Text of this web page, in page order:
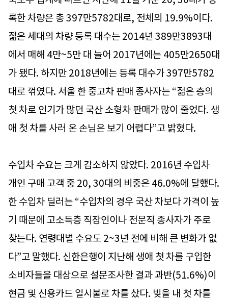
록한 차량은 총 397만5782대로, 전체의 19.9%이다.
젊은 세대의 차량 등록 대수는 2014년 389만3893대
에서 매해 4만~5만 대 늘어 2017년에는 405만2650대
가 됐다. 하지만 2018년에는 등록 대수가 397만5782
대로 꺾였다. 서울 한 중고차 판매 종사자는 “젊은 층의
첫 차로 인기가 많던 국산 소형차 판매가 많이 줄었다. 생
애 첫 차를 사러 온 손님은 보기 어렵다”고 밝혔다.
수입차 수요는 크게 감소하지 않았다. 2016년 수입차
개인 구매 고객 중 20, 30대의 비중은 46.0%에 달했다.
한 수입차 딜러는 “수입차의 경우 국산 차보다 가격이 높
기 때문에 고소득층 직장인이나 전문직 종사자가 주로
찾는다. 연령대별 수요도 2~3년 전에 비해 큰 변화가 없
다”고 말했다. 신한은행이 지난해 생애 첫 차를 구입한
소비자들을 대상으로 설문조사한 결과 과반(51.6%)이
현금 및 신용카드 일시불로 차를 샀다. 빚을 내 첫 차를